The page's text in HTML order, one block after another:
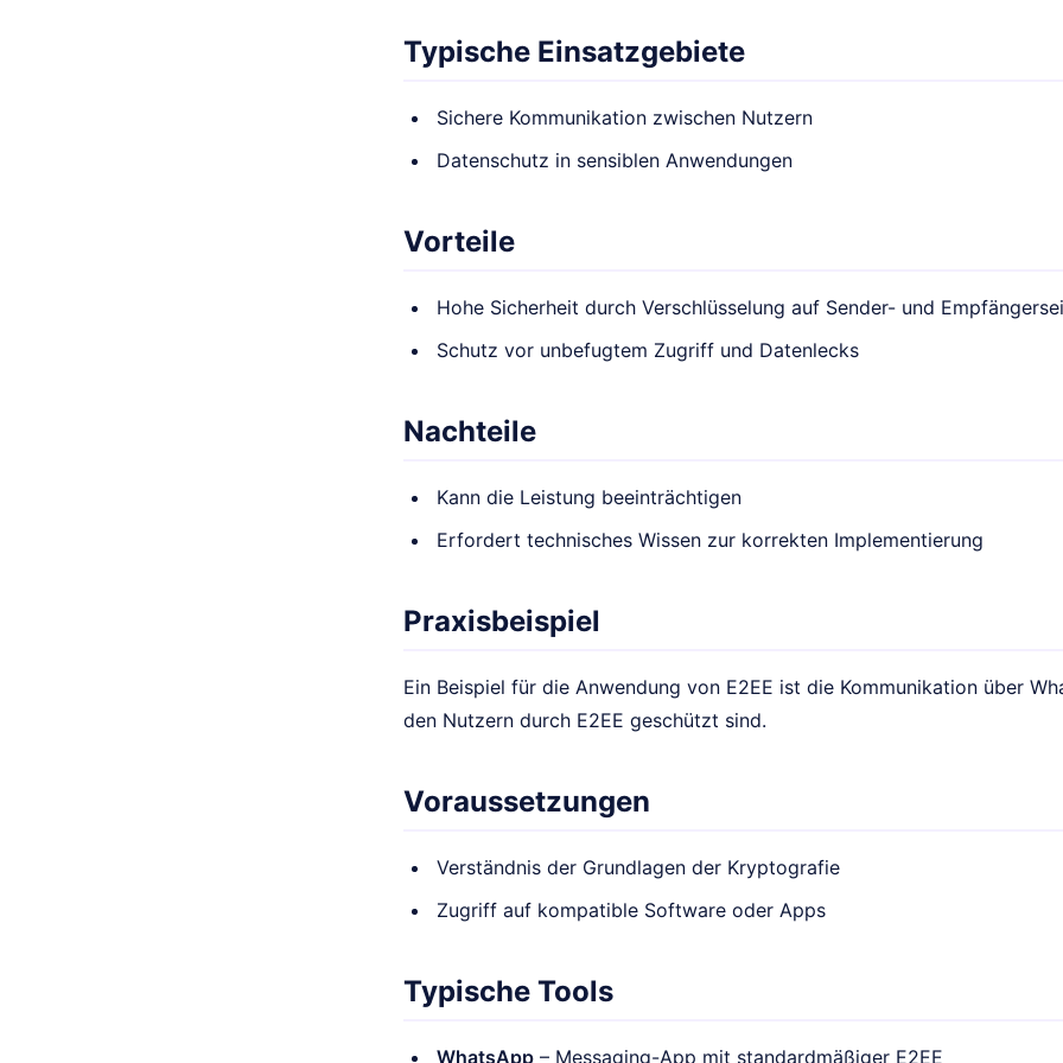
Typische Einsatzgebiete
Sichere Kommunikation zwischen Nutzern
Datenschutz in sensiblen Anwendungen
Vorteile
Hohe Sicherheit durch Verschlüsselung auf Sender- und
Schutz vor unbefugtem Zugriff und Datenlecks
Nachteile
Kann die Leistung beeinträchtigen
Erfordert technisches Wissen zur korrekten Implementierung
Praxisbeispiel
Ein Beispiel für die Anwendung von E2EE ist die Kommunikation über
den Nutzern durch E2EE geschützt sind.
Voraussetzungen
Verständnis der Grundlagen der Kryptografie
Zugriff auf kompatible Software oder Apps
Typische Tools
WhatsApp – Messaging-App mit standardmäßiger E2EE